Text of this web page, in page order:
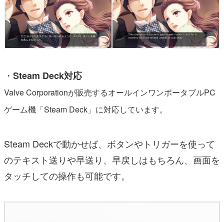
・ Steam Deck対応
Valve Corporationが販売するオールインワンポータブルPC
ゲーム機「Steam Deck」に対応しています。
Steam Deckで動かせば、ボタンやトリガーを使って
のテキスト送りや早送り、早戻しはもちろん、画面を
タッチしての操作も可能です。